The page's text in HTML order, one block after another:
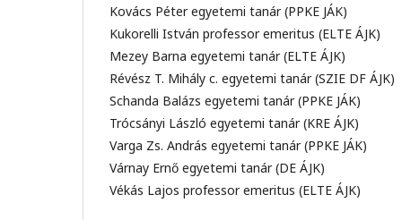
Kovács Péter egyetemi tanár (PPKE JÁK)
Kukorelli István professor emeritus (ELTE ÁJK)
Mezey Barna egyetemi tanár (ELTE ÁJK)
Révész T. Mihály c. egyetemi tanár (SZIE DF ÁJK)
Schanda Balázs egyetemi tanár (PPKE JÁK)
Trócsányi László egyetemi tanár (KRE ÁJK)
Varga Zs. András egyetemi tanár (PPKE JÁK)
Várnay Ernő egyetemi tanár (DE ÁJK)
Vékás Lajos professor emeritus (ELTE ÁJK)